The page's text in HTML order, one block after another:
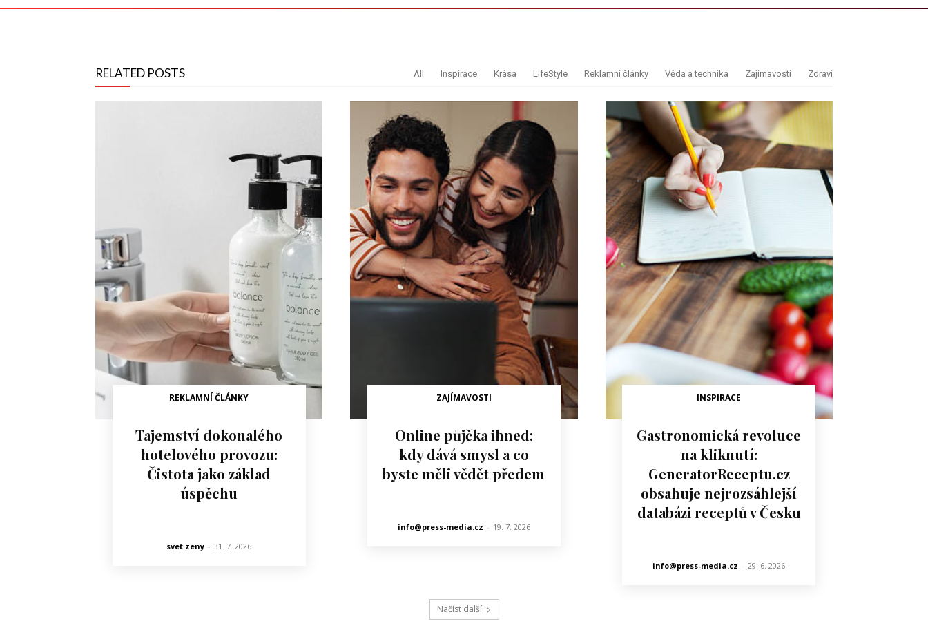
RELATED POSTS All Inspirace Krása LifeStyle Reklamní články Věda a technika Zajímavosti Zdraví
REKLAMNÍ ČLÁNKY
Tajemství dokonalého
hotelového provozu:
Čistota jako základ
úspěchu
svet zeny - 31. 7. 2026
ZAJÍMAVOSTI
Online půjčka ihned:
kdy dává smysl a co
byste měli vědět předem
info@press-media.cz - 19. 7. 2026
INSPIRACE
Gastronomická revoluce
na kliknutí:
GeneratorReceptu.cz
obsahuje nejrozsáhlejší
databázi receptů v Česku
info@press-media.cz - 29. 6. 2026
Načíst další